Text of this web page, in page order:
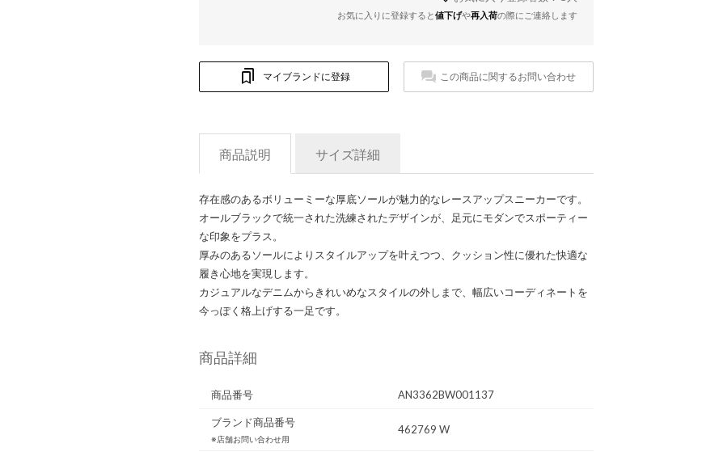
お気に入りに登録すると値下げや再入荷の際にご連絡します
マイブランドに登録 この商品に関するお問い合わせ
商品説明 サイズ詳細
存在感のあるボリューミーな厚底ソールが魅力的なレースアップスニーカーです。
オールブラックで統一された洗練されたデザインが、足元にモダンでスポーティー
な印象をプラス。
厚みのあるソールによりスタイルアップを叶えつつ、クッション性に優れた快適な
履き心地を実現します。
カジュアルなデニムからきれいめなスタイルの外しまで、幅広いコーディネートを
今っぽく格上げする一足です。
商品詳細
商品番号 AN3362BW001137
ブランド商品番号
※店舗お問い合わせ用
462769 W